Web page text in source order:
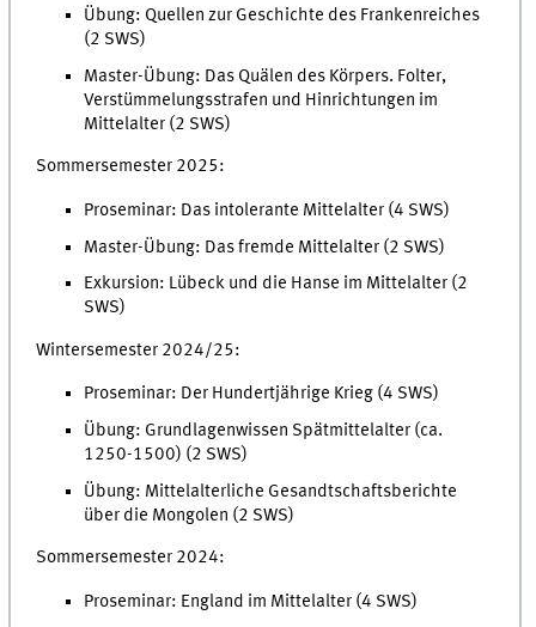
Übung: Quellen zur Geschichte des Frankenreiches
(2 SWS)
Master-Übung: Das Quälen des Körpers. Folter,
Verstümmelungsstrafen und Hinrichtungen im
Mittelalter (2 SWS)
Sommersemester 2025:
Proseminar: Das intolerante Mittelalter (4 SWS)
Master-Übung: Das fremde Mittelalter (2 SWS)
Exkursion: Lübeck und die Hanse im Mittelalter (2
SWS)
Wintersemester 2024/25:
Proseminar: Der Hundertjährige Krieg (4 SWS)
Übung: Grundlagenwissen Spätmittelalter (ca.
1250-1500) (2 SWS)
Übung: Mittelalterliche Gesandtschaftsberichte
über die Mongolen (2 SWS)
Sommersemester 2024:
Proseminar: England im Mittelalter (4 SWS)